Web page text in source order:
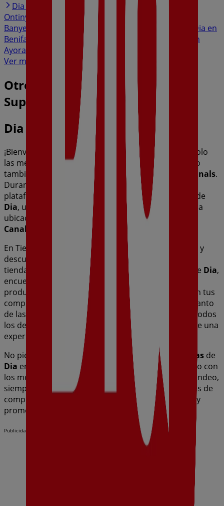
Dia en Aielo de Malferit Dia en Anna
Ontinyent
Dia en Simat de la Valldigna
Banyeres de Mariola
Dia en
Benifaió
Dia en
Ayora
Dia en Villena
Ver más ciudades
Otros negocios de Hiper-
Supermercados en Canals
Dia
¡Bienvenido a Tiendeo! Aquí puedes encontrar no solo
las mejores
ofertas catálogos promociones
, sino
también descubrir las tiendas más populares en
Canals.
Durante el mes de
agosto de 2026
, en nuestra
plataforma podrás conocer las últimas novedades de
Dia, una de las marcas más reconocidas, así como la
ubicación y detalles de las tiendas más cercanas en
Canals
En Tiendeo, no solo tendrás acceso a
y
descuentos, sino también a información sobre las
tiendas físicas de tu ciudad. Explora los catálogos de Dia,
encuentra las tiendas en
productos con grandes descuentos para ahorrar en tus
compras este
. Además, te mantenemos al tanto
de las ubicaciones exactas, horarios de atención y todos
los detalles necesarios para que puedas disfrutar de una
experiencia de compra completa en
No pierdas la oportunidad de aprovechar las
ofertas de
Dia en las tiendas de
y mantente actualizado con
los mejores precios durante
agosto de 2026
. En Tiendeo,
siempre encontrarás las mejores tiendas y opciones de
compra en
. ¡Empieza a explorar las tiendas y
promociones que tenemos para ti ahora mismo!
Publicidad